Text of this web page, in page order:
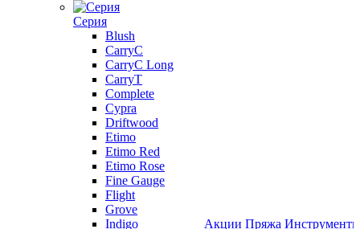
Серия
Blush
CarryC
CarryC Long
CarryT
Complete
Cypra
Driftwood
Etimo
Etimo Red
Etimo Rose
Fine Gauge
Flight
Grove
Indigo
Акции Пряжа Инструменты